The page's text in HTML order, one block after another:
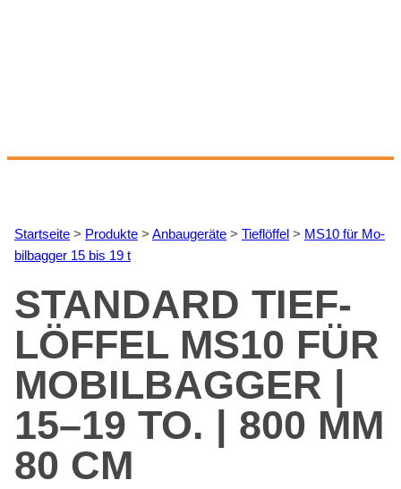
Start­sei­te > Pro­duk­te > An­bau­ge­rä­te > Tief­löf­fel > MS10 für Mo­
bil­bag­ger 15 bis 19 t
STAN­DARD TIEF­
LÖF­FEL MS10 FÜR
MO­BIL­BAG­GER |
15–19 TO. | 800 MM
80 CM